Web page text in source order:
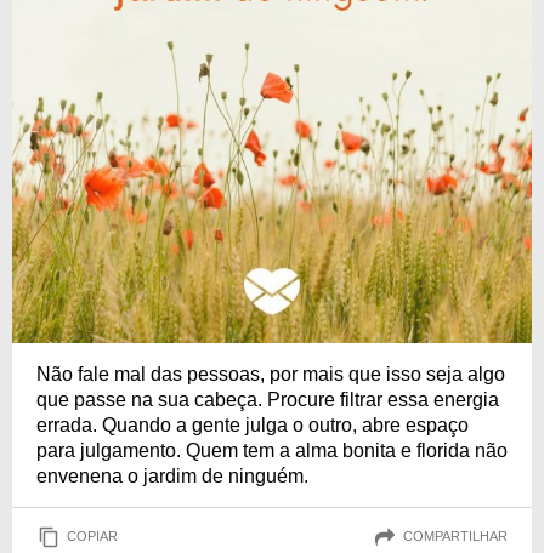
Não fale mal das pessoas, por mais que isso seja algo
que passe na sua cabeça. Procure filtrar essa energia
errada. Quando a gente julga o outro, abre espaço
para julgamento. Quem tem a alma bonita e florida não
envenena o jardim de ninguém.
COPIAR COMPARTILHAR